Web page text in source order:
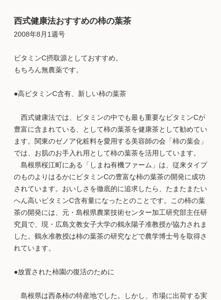
西式健康法おすすめの柿の葉茶
2008年8月1週号
ビタミンC摂取源としておすすめ。
もちろん無農薬です。
●高ビタミンC含有、新しい柿の葉茶
西式健康法では、ビタミンの中でも最も重要なビタミンCが
豊富に含まれている、として柿の葉茶を健康茶として勧めてい
ます。関東のゼノア化粧料を愛用する美容師の会「柿の葉会」
では、お肌のお手入れ用として柿の葉茶を活用しています。
島根県桜江町にある「しまね有機ファーム」は、従来タイプ
のものよりはるかにビタミンCの豊富な柿の葉茶の開発に成功
されています。おいしさを徹底的に追求したら、たまたまたい
へん高いビタミンC含有量になったとのことです。この柿の葉
茶の開発には、元・島根県農業技術センター加工研究部主任研
究員で、現・広島文教女子大学の鶴永陽子准教授が協力されま
した。鶴永准教授は柿の葉茶の研究などで農学博士号を取得さ
れています。
●放置された柿園の復活のために
島根県は西条柿の特産地でした。しかし、市場に出荷する実